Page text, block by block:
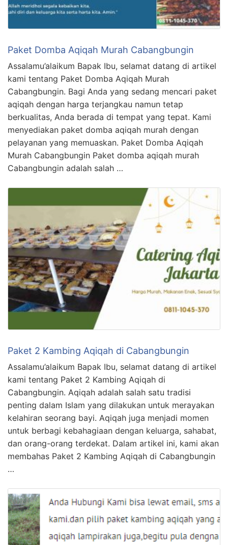
Paket Domba Aqiqah Murah Cabangbungin
Assalamu’alaikum Bapak Ibu, selamat datang di artikel
kami tentang Paket Domba Aqiqah Murah
Cabangbungin. Bagi Anda yang sedang mencari paket
aqiqah dengan harga terjangkau namun tetap
berkualitas, Anda berada di tempat yang tepat. Kami
menyediakan paket domba aqiqah murah dengan
pelayanan yang memuaskan. Paket Domba Aqiqah
Murah Cabangbungin Paket domba aqiqah murah
Cabangbungin adalah salah …
Paket 2 Kambing Aqiqah di Cabangbungin
Assalamu’alaikum Bapak Ibu, selamat datang di artikel
kami tentang Paket 2 Kambing Aqiqah di
Cabangbungin. Aqiqah adalah salah satu tradisi
penting dalam Islam yang dilakukan untuk merayakan
kelahiran seorang bayi. Aqiqah juga menjadi momen
untuk berbagi kebahagiaan dengan keluarga, sahabat,
dan orang-orang terdekat. Dalam artikel ini, kami akan
membahas Paket 2 Kambing Aqiqah di Cabangbungin
…